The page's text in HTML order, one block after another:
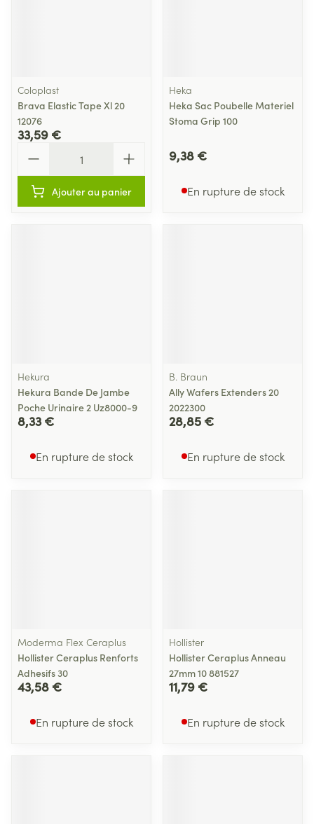
Coloplast
Brava Elastic Tape Xl 20
12076
33,59 €
Ajouter au panier
Heka
Heka Sac Poubelle Materiel
Stoma Grip 100
9,38 €
En rupture de stock
Hekura
Hekura Bande De Jambe
Poche Urinaire 2 Uz8000-9
8,33 €
En rupture de stock
B. Braun
Ally Wafers Extenders 20
2022300
28,85 €
En rupture de stock
Moderma Flex Ceraplus
Hollister Ceraplus Renforts
Adhesifs 30
43,58 €
En rupture de stock
Hollister
Hollister Ceraplus Anneau
27mm 10 881527
11,79 €
En rupture de stock